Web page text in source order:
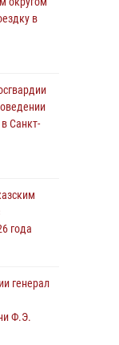
ордена
в
Санкт-
года
генерал
Ф.Э.